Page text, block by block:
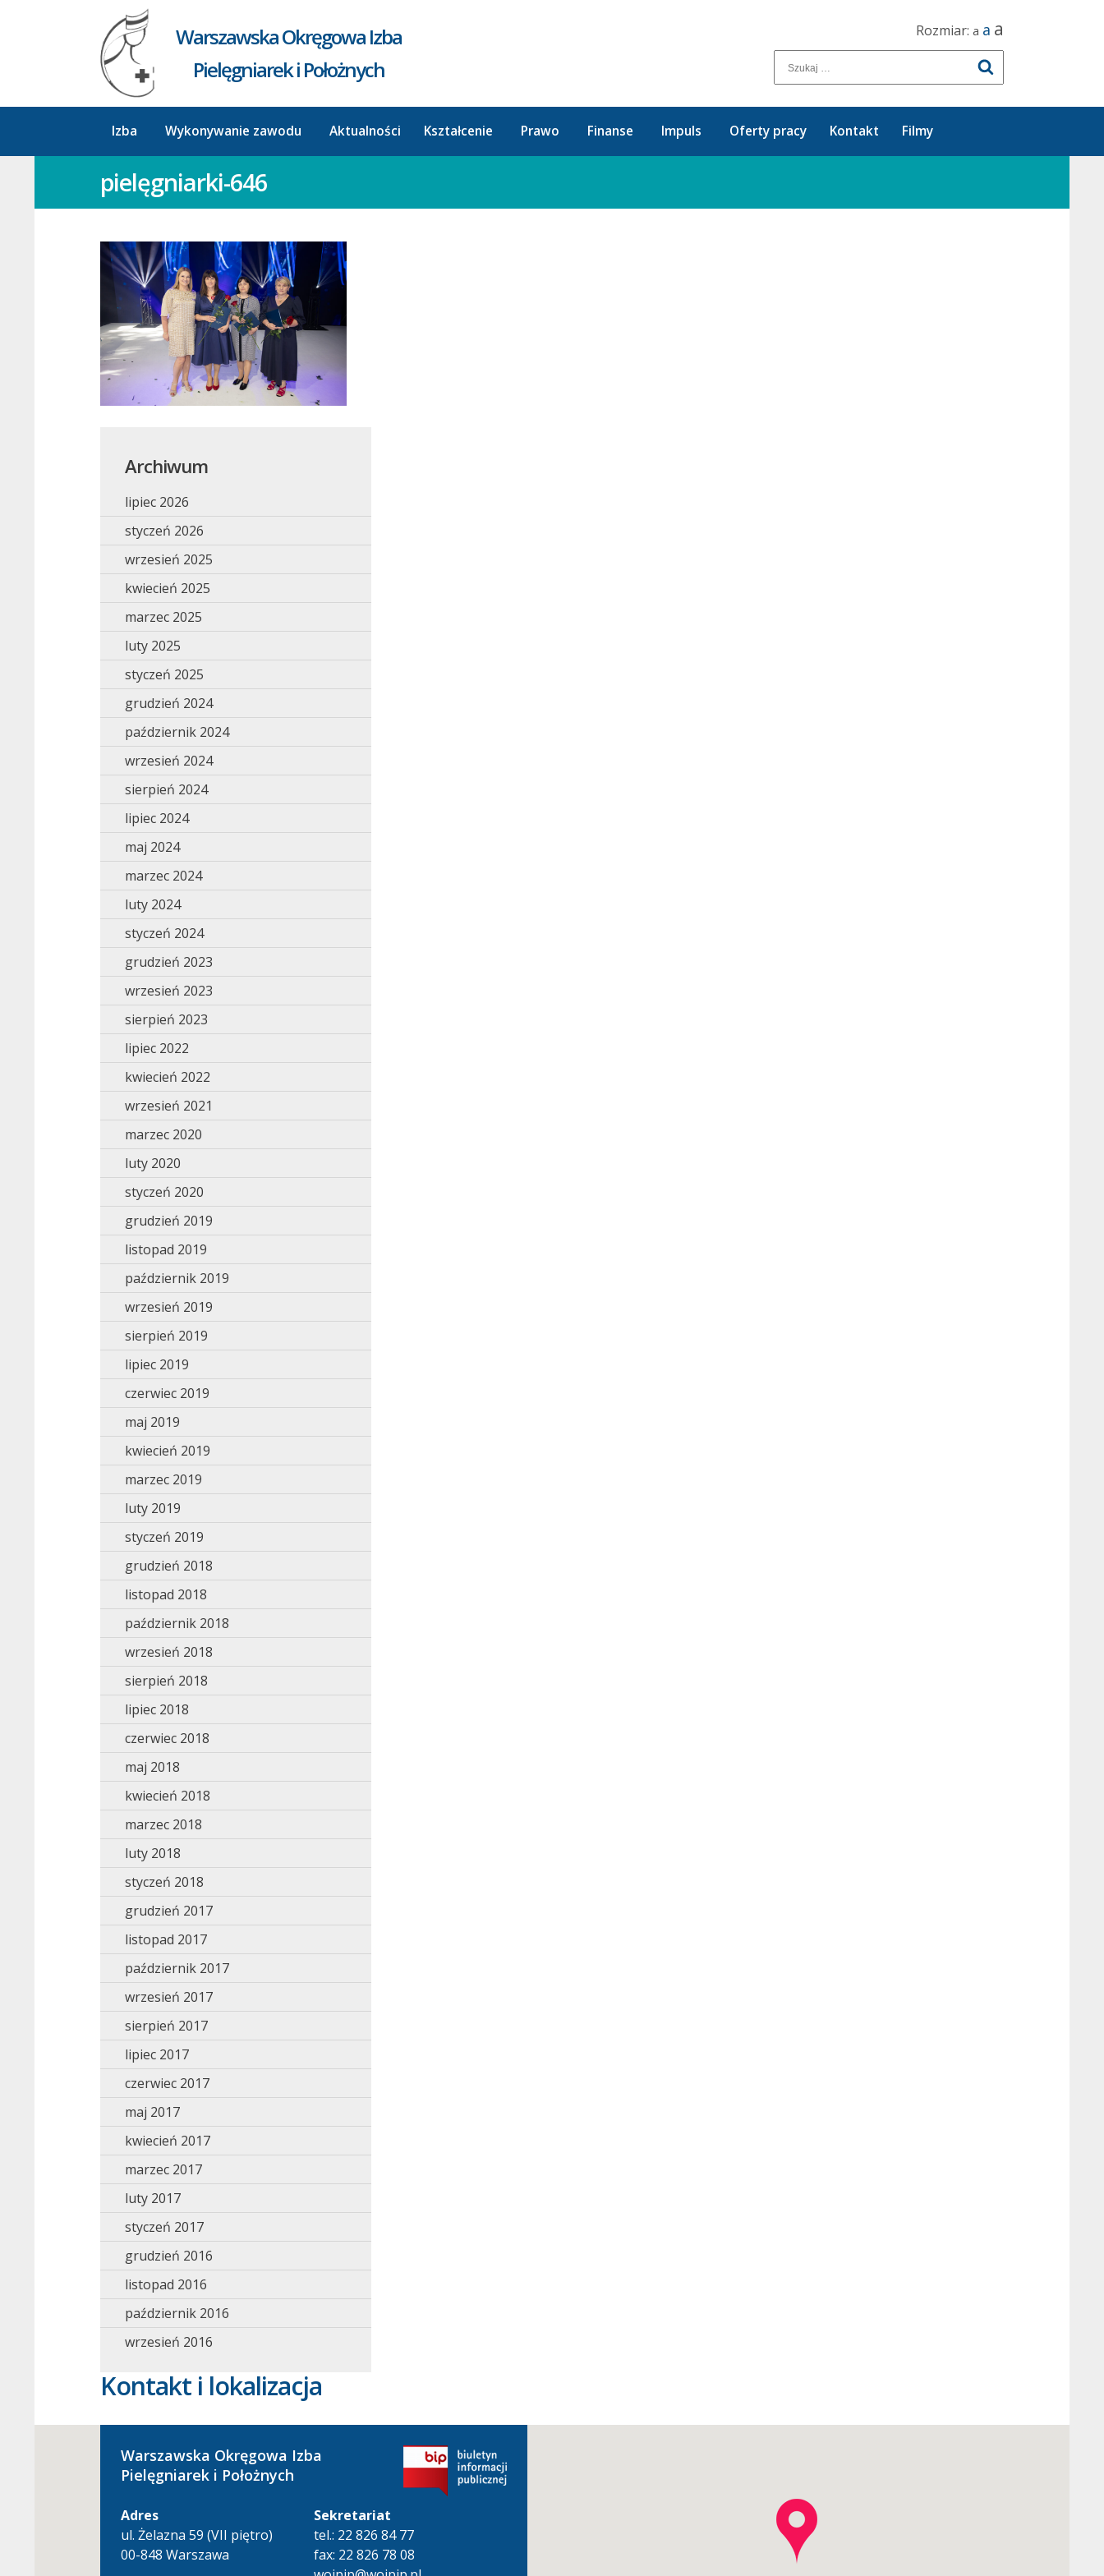
Warszawska Okręgowa Izba
Pielęgniarek i Położnych
Rozmiar: a a a
Izba Wykonywanie zawodu Aktualności Kształcenie Prawo Finanse Impuls Oferty pracy Kontakt Filmy
pielęgniarki-646
Archiwum
lipiec 2026
styczeń 2026
wrzesień 2025
kwiecień 2025
marzec 2025
luty 2025
styczeń 2025
grudzień 2024
październik 2024
wrzesień 2024
sierpień 2024
lipiec 2024
maj 2024
marzec 2024
luty 2024
styczeń 2024
grudzień 2023
wrzesień 2023
sierpień 2023
lipiec 2022
kwiecień 2022
wrzesień 2021
marzec 2020
luty 2020
styczeń 2020
grudzień 2019
listopad 2019
październik 2019
wrzesień 2019
sierpień 2019
lipiec 2019
czerwiec 2019
maj 2019
kwiecień 2019
marzec 2019
luty 2019
styczeń 2019
grudzień 2018
listopad 2018
październik 2018
wrzesień 2018
sierpień 2018
lipiec 2018
czerwiec 2018
maj 2018
kwiecień 2018
marzec 2018
luty 2018
styczeń 2018
grudzień 2017
listopad 2017
październik 2017
wrzesień 2017
sierpień 2017
lipiec 2017
czerwiec 2017
maj 2017
kwiecień 2017
marzec 2017
luty 2017
styczeń 2017
grudzień 2016
listopad 2016
październik 2016
wrzesień 2016
Kontakt i lokalizacja
Warszawska Okręgowa Izba
Pielęgniarek i Położnych
Adres
ul. Żelazna 59 (VII piętro)
00-848 Warszawa
Sekretariat
tel.: 22 826 84 77
fax: 22 826 78 08